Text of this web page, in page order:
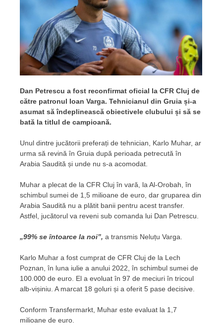
Dan Petrescu a fost reconfirmat oficial la CFR Cluj de
către patronul Ioan Varga. Tehnicianul din Gruia și-a
asumat să îndeplinească obiectivele clubului și să se
bată la titlul de campioană.
Unul dintre jucătorii preferați de tehnician, Karlo Muhar, ar
urma să revină în Gruia după perioada petrecută în
Arabia Saudită și unde nu s-a acomodat.
Muhar a plecat de la CFR Cluj în vară, la Al-Orobah, în
schimbul sumei de 1,5 milioane de euro, dar gruparea din
Arabia Saudită nu a plătit banii pentru acest transfer.
Astfel, jucătorul va reveni sub comanda lui Dan Petrescu.
„99% se întoarce la noi”, a transmis Neluțu Varga.
Karlo Muhar a fost cumprat de CFR Cluj de la Lech
Poznan, în luna iulie a anului 2022, în schimbul sumei de
100.000 de euro. El a evoluat în 97 de meciuri în tricoul
alb-vișiniu. A marcat 18 goluri și a oferit 5 pase decisive.
Conform Transfermarkt, Muhar este evaluat la 1,7
milioane de euro.